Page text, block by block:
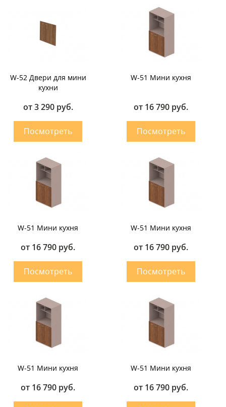
W-52 Двери для мини
кухни
от 3 290 руб.
W-51 Мини кухня
от 16 790 руб.
W-51 Мини кухня
от 16 790 руб.
W-51 Мини кухня
от 16 790 руб.
W-51 Мини кухня
от 16 790 руб.
W-51 Мини кухня
от 16 790 руб.